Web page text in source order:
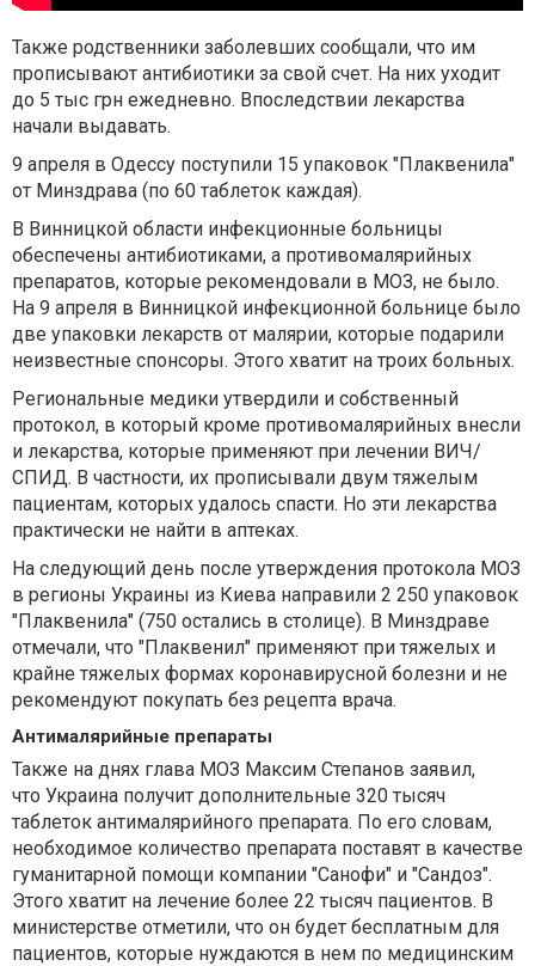
Также родственники заболевших сообщали, что им
прописывают антибиотики за свой счет. На них уходит
до 5 тыс грн ежедневно. Впоследствии лекарства
начали выдавать.
9 апреля в Одессу поступили 15 упаковок "Плаквенила"
от Минздрава (по 60 таблеток каждая).
В Винницкой области инфекционные больницы
обеспечены антибиотиками, а противомалярийных
препаратов, которые рекомендовали в МОЗ, не было.
На 9 апреля в Винницкой инфекционной больнице было
две упаковки лекарств от малярии, которые подарили
неизвестные спонсоры. Этого хватит на троих больных.
Региональные медики утвердили и собственный
протокол, в который кроме противомалярийных внесли
и лекарства, которые применяют при лечении ВИЧ/
СПИД. В частности, их прописывали двум тяжелым
пациентам, которых удалось спасти. Но эти лекарства
практически не найти в аптеках.
На следующий день после утверждения протокола МОЗ
в регионы Украины из Киева направили 2 250 упаковок
"Плаквенила" (750 остались в столице). В Минздраве
отмечали, что "Плаквенил" применяют при тяжелых и
крайне тяжелых формах коронавирусной болезни и не
рекомендуют покупать без рецепта врача.
Антималярийные препараты
Также на днях глава МОЗ Максим Степанов заявил,
что Украина получит дополнительные 320 тысяч
таблеток антималярийного препарата. По его словам,
необходимое количество препарата поставят в качестве
гуманитарной помощи компании "Санофи" и "Сандоз".
Этого хватит на лечение более 22 тысяч пациентов. В
министерстве отметили, что он будет бесплатным для
пациентов, которые нуждаются в нем по медицинским